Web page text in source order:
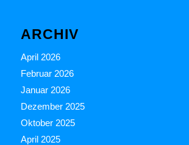
ARCHIV
April 2026
Februar 2026
Januar 2026
Dezember 2025
Oktober 2025
April 2025